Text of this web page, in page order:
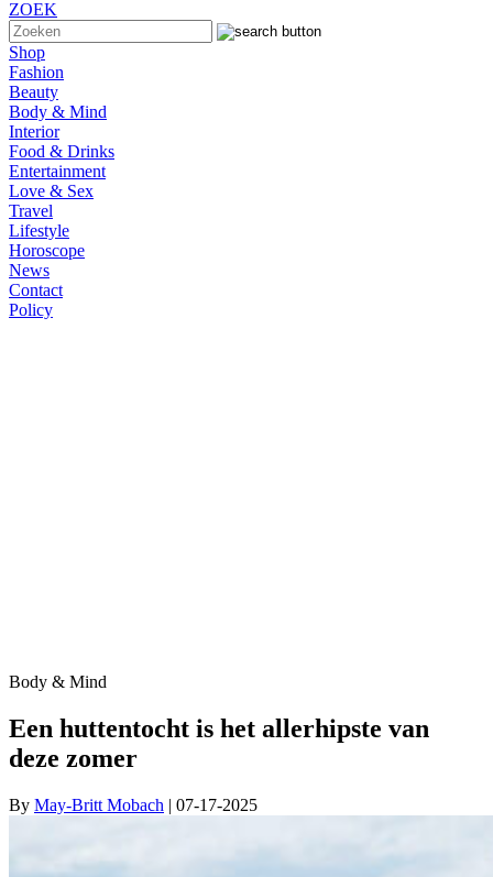
ZOEK
Shop
Fashion
Beauty
Body & Mind
Interior
Food & Drinks
Entertainment
Love & Sex
Travel
Lifestyle
Horoscope
News
Contact
Policy
Body & Mind
Een huttentocht is het allerhipste van
deze zomer
By May-Britt Mobach | 07-17-2025